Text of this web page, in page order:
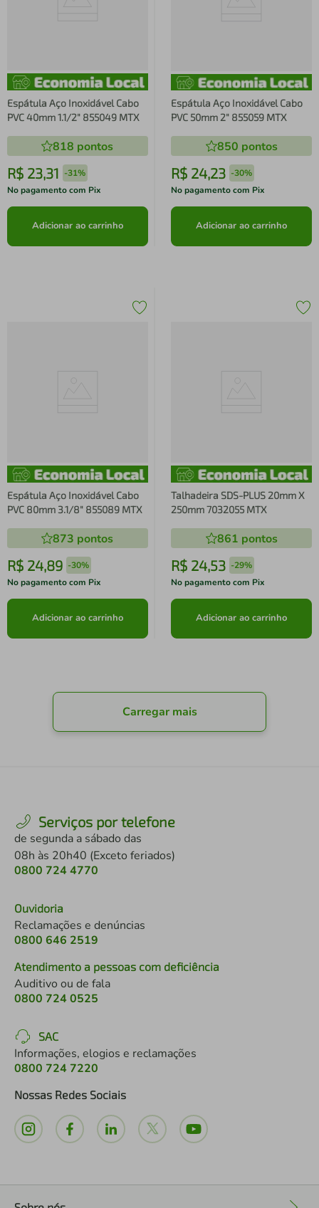
Espátula Aço Inoxidável Cabo
PVC 40mm 1.1/2" 855049 MTX
818 pontos
R$ 23,31 -31%
No pagamento com Pix
Adicionar ao carrinho
Espátula Aço Inoxidável Cabo
PVC 50mm 2" 855059 MTX
850 pontos
R$ 24,23 -30%
No pagamento com Pix
Adicionar ao carrinho
Espátula Aço Inoxidável Cabo
PVC 80mm 3.1/8" 855089 MTX
873 pontos
R$ 24,89 -30%
No pagamento com Pix
Adicionar ao carrinho
Talhadeira SDS-PLUS 20mm X
250mm 7032055 MTX
861 pontos
R$ 24,53 -29%
No pagamento com Pix
Adicionar ao carrinho
Carregar mais
Serviços por telefone
de segunda a sábado das
08h às 20h40 (Exceto feriados)
0800 724 4770
Ouvidoria
Reclamações e denúncias
0800 646 2519
Atendimento a pessoas com deficiência
Auditivo ou de fala
0800 724 0525
SAC
Informações, elogios e reclamações
0800 724 7220
Nossas Redes Sociais